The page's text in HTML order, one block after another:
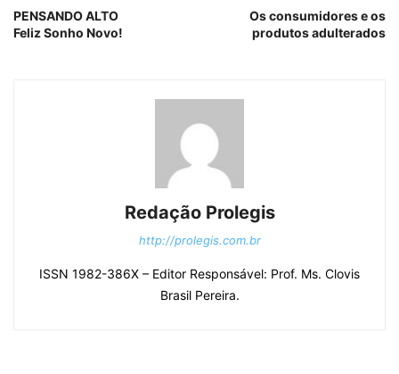
PENSANDO ALTO
Feliz Sonho Novo!
Os consumidores e os
produtos adulterados
Redação Prolegis
http://prolegis.com.br
ISSN 1982-386X – Editor Responsável: Prof. Ms. Clovis
Brasil Pereira.